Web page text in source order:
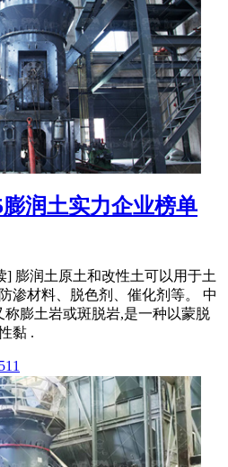
膨润土实力企业榜单
] 膨润土原土和改性土可以用于土
渗材料、脱色剂、催化剂等。 中
称膨土岩或斑脱岩,是一种以蒙脱
黏 .